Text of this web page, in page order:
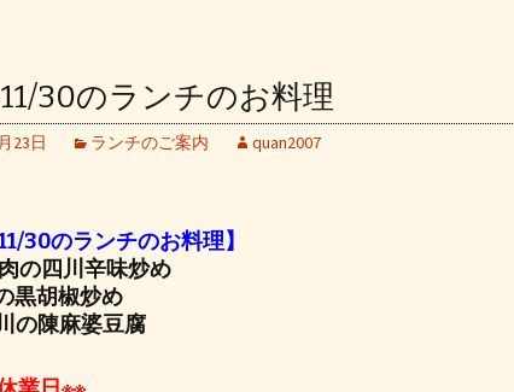
30のランチのお料理
23日 ランチのご案内 quan2007
30のランチのお料理】
の四川辛味炒め
黒胡椒炒め
の陳麻婆豆腐